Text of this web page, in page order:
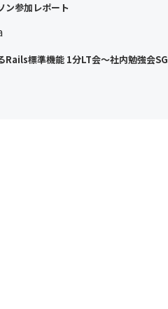
参加レポート
Rails標準機能 1分LT会〜社内勉強会SG